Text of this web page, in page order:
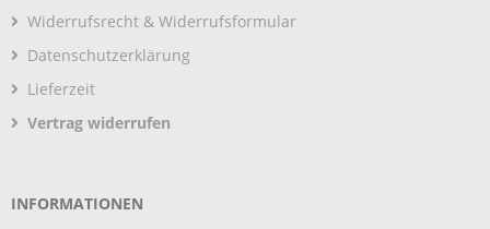
Widerrufsrecht & Widerrufsformular
Datenschutzerklärung
Lieferzeit
Vertrag widerrufen
INFORMATIONEN